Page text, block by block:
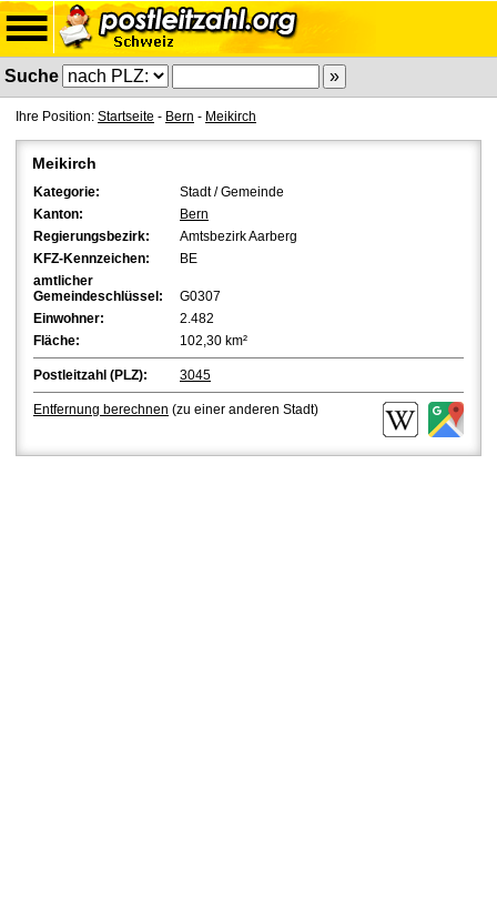
Suche
Ihre Position: Startseite - Bern - Meikirch
Meikirch
Kategorie:
Stadt / Gemeinde
Kanton:
Bern
Regierungsbezirk:
Amtsbezirk Aarberg
KFZ-Kennzeichen:
BE
amtlicher
Gemeindeschlüssel:
G0307
Einwohner:
2.482
Fläche:
102,30 km²
Postleitzahl (PLZ): 3045
Entfernung berechnen (zu einer anderen Stadt)